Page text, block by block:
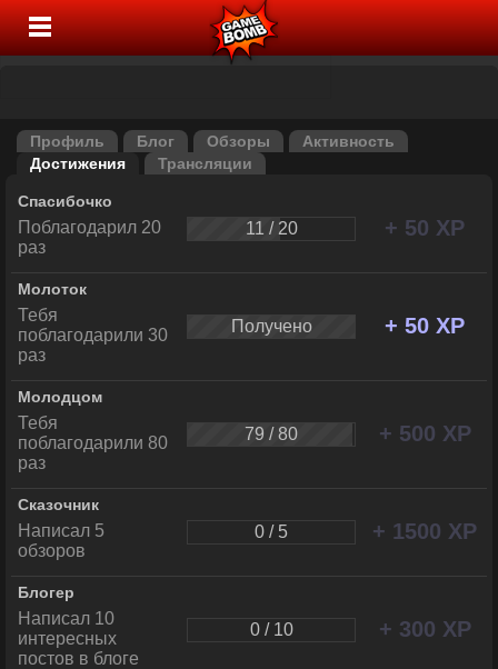
Профиль Блог Обзоры
Активность
Достижения
Трансляции
Спасибочко
Поблагодарил 20
раз
11 / 20 + 50 XP
Молоток
Тебя
поблагодарили 30
раз
Получено + 50 XP
Молодцом
Тебя
поблагодарили 80
раз
79 / 80 + 500 XP
Сказочник
Написал 5
обзоров
0 / 5 + 1500 XP
Блогер
Написал 10
интересных
постов в блоге
0 / 10 + 300 XP